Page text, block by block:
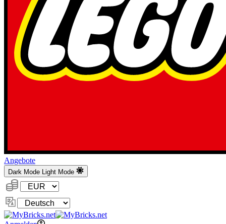
Angebote
Dark Mode Light Mode
Währung:
Sprache
ändern